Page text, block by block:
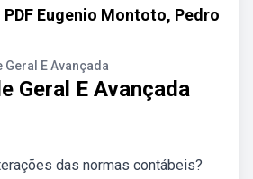
Eugenio Montoto, Pedro
E Avançada
Geral E Avançada
das normas contábeis?